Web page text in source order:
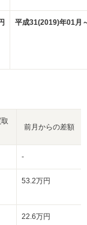
平成31(2019)年01月
前月からの差額
-
53.2万円
22.6万円